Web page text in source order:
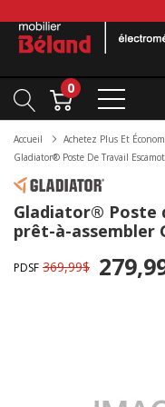
0
Accueil
Achetez Plus Et
Gladiator® Poste De Travail
Gladiator® Poste
prêt-à-assembler
PDSF 369,99$